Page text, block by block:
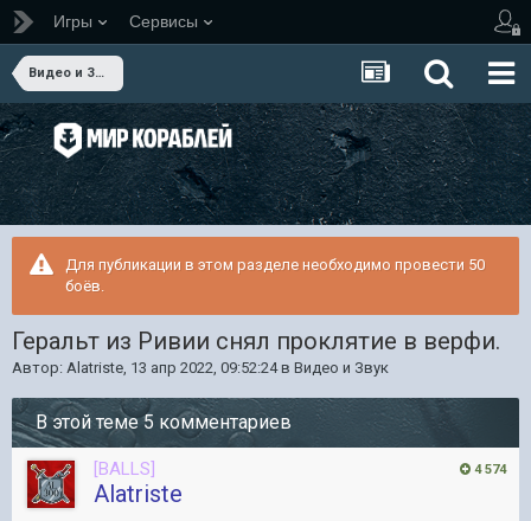
Игры Сервисы
Видео и Звук
Для публикации в этом разделе необходимо провести 50
боёв.
Геральт из Ривии снял проклятие в верфи.
Автор: Alatriste, 13 апр 2022, 09:52:24в Видео и Звук
В этой теме 5 комментариев
4 574
[BALLS]
Alatriste